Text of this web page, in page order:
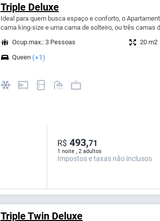
Triple Deluxe
Ideal para quem busca espaço e conforto, o
cama king-size e uma cama de solteiro, ou três camas
Ocup.max.: 3 Pessoas
20 m2
Queen (+1)
1 noite , 2 adultos
R$ 493,71
Impostos e taxas não inclusos
Triple Twin Deluxe